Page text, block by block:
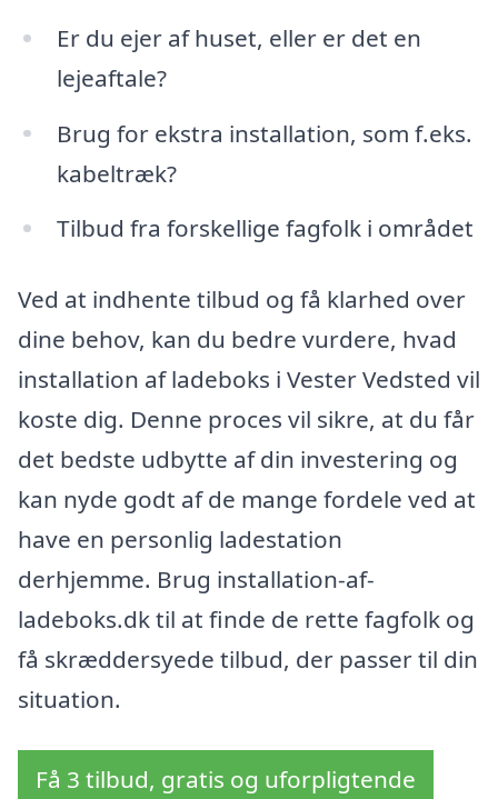
Er du ejer af huset, eller er det en
lejeaftale?
Brug for ekstra installation, som f.eks.
kabeltræk?
Tilbud fra forskellige fagfolk i området
Ved at indhente tilbud og få klarhed over
dine behov, kan du bedre vurdere, hvad
installation af ladeboks i Vester Vedsted vil
koste dig. Denne proces vil sikre, at du får
det bedste udbytte af din investering og
kan nyde godt af de mange fordele ved at
have en personlig ladestation
derhjemme. Brug installation-af-
ladeboks.dk til at finde de rette fagfolk og
få skræddersyede tilbud, der passer til din
situation.
Få 3 tilbud, gratis og uforpligtende